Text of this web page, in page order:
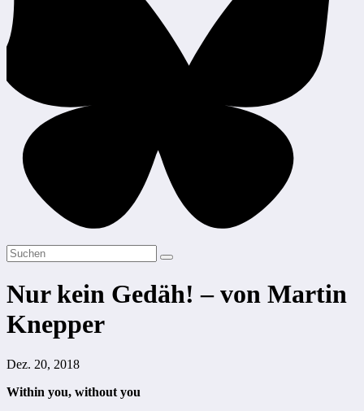
Nur kein Gedäh! – von Martin
Knepper
Dez. 20, 2018
Within you, without you